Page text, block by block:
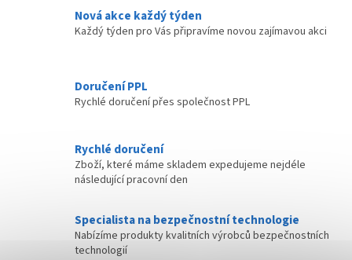
Nová akce každý týden
Každý týden pro Vás připravíme novou zajímavou akci
Doručení PPL
Rychlé doručení přes společnost PPL
Rychlé doručení
Zboží, které máme skladem expedujeme nejdéle
následující pracovní den
Specialista na bezpečnostní technologie
Nabízíme produkty kvalitních výrobců bezpečnostních
technologií